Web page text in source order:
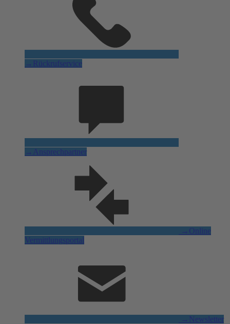
→ Rückrufservice
→ Ansprechpartner
→ Online
Vermittlungsportal
→ Newsletter